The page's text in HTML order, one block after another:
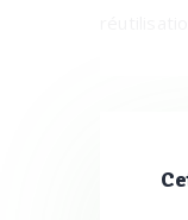
Mexique